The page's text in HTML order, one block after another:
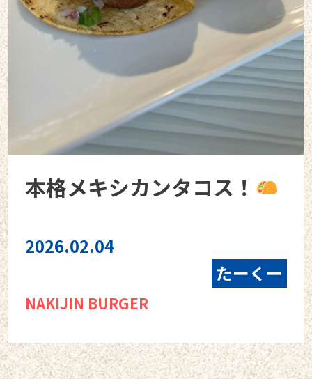
本格メキシカンタコス！
2026.02.04
たーくー
NAKIJIN BURGER